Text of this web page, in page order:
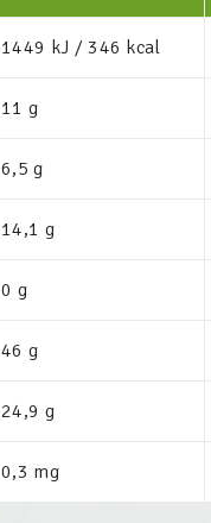
1449 kJ / 346 kcal
11 g
6,5 g
14,1 g
0 g
46 g
24,9 g
0,3 mg